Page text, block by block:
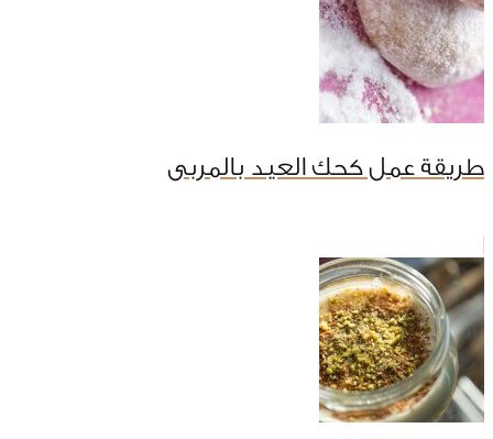
طريقة عمل كحك العيد بالمربى